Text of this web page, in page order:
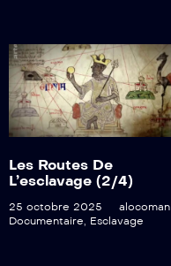
Les Routes De
L’esclavage (2/4)
25 octobre 2025
alocoman
Documentaire
Esclavage